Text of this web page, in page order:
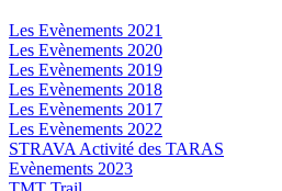
Les Evènements 2021
Les Evènements 2020
Les Evènements 2019
Les Evènements 2018
Les Evènements 2017
Les Evènements 2022
STRAVA Activité des TARAS
Evènements 2023